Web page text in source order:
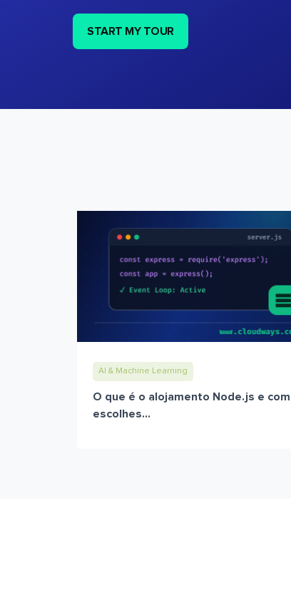
START MY TOUR
AI & Machine Learning
O que é o alojamento Node.js e
escolhes...